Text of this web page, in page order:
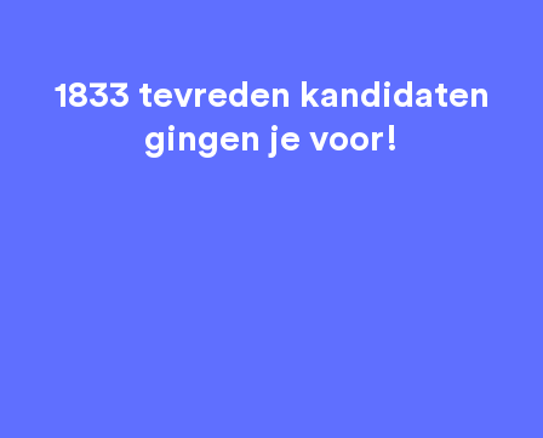
1833 tevreden kandidaten
gingen je voor!